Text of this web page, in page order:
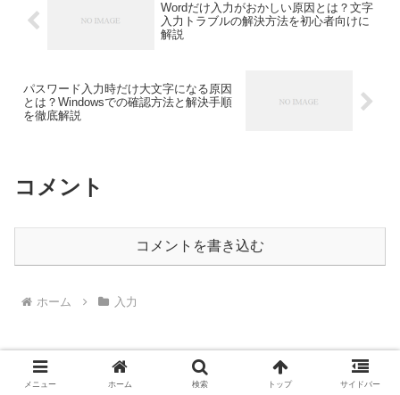
Wordだけ入力がおかしい原因とは？文字
入力トラブルの解決方法を初心者向けに
解説
パスワード入力時だけ大文字になる原因
とは？Windowsでの確認方法と解決手順
を徹底解説
コメント
コメントを書き込む
ホーム 入力
メニュー ホーム 検索 トップ サイドバー